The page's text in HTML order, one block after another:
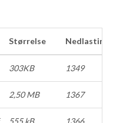
Størrelse
303KB 1349
2,50 MB 1367
555 kB 1366